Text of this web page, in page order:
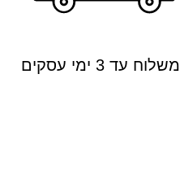
משלוח עד 3 ימי עסקים